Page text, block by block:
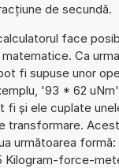
de secundă.
face
Ca
fi supuse unor
'93 * 62
fi și ele cuplate
transformare.
următoarea
Kilogram-force-